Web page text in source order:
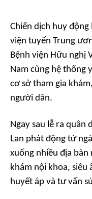
Chiến dịch huy
viện tuyến Trung
Bệnh viện Hữu nghị
Nam cùng hệ thống
cơ sở tham gia
người dân.
Ngay sau lễ ra quân
Lan phát động từ
xuống nhiều địa bàn
khám nội khoa, siêu
huyết áp và tư vấn